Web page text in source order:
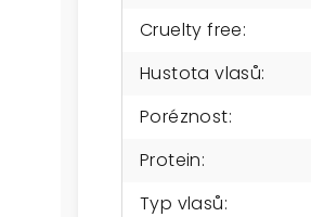
Cruelty free:
Hustota vlasů:
Poréznost:
Protein:
Typ vlasů: